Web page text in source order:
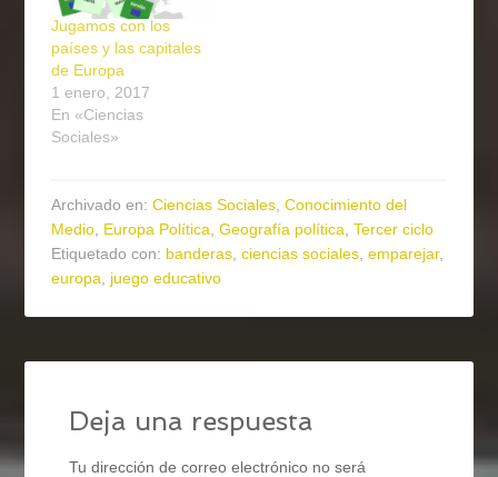
Jugamos con los
países y las capitales
de Europa
1 enero, 2017
En «Ciencias
Sociales»
Archivado en:Ciencias Sociales ,Conocimiento del
Medio Europa Política ,Geografía política ,Tercer ciclo
Etiquetado con: banderas ,ciencias sociales ,emparejar,
europa
juego educativo
Deja una respuesta
Tu dirección de correo electrónico no será